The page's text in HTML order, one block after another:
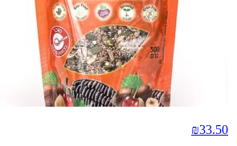
₪33.50